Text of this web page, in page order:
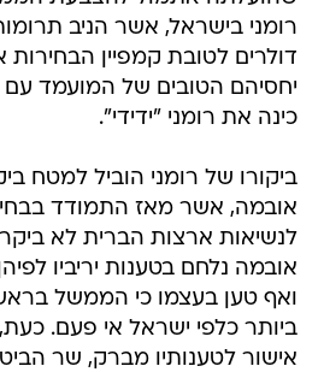
רומני בישראל, אשר הניב
דולרים לטובת קמפיין הבחירות
יחסיהם הטובים של המועמד עם
כינה את רומני "ידידי".
ביקורו של רומני הוביל למטח
אובמה, אשר מאז התמודד
לנשיאות ארצות הברית לא
אובמה נלחם בטענות יריביו
ואף טען בעצמו כי הממשל
ביותר כלפי ישראל אי פעם.
אישור לטענותיו מברק, שר